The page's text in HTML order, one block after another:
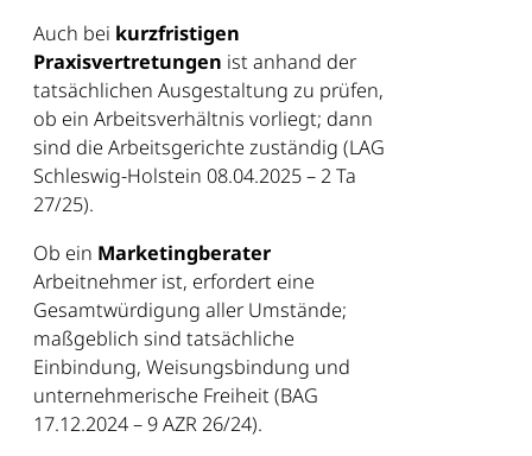
Auch bei kurzfristigen
Praxisvertretungen ist anhand der
tatsächlichen Ausgestaltung zu prüfen,
ob ein Arbeitsverhältnis vorliegt; dann
sind die Arbeitsgerichte zuständig (LAG
Schleswig-Holstein 08.04.2025 – 2 Ta
27/25).
Ob ein Marketingberater
Arbeitnehmer ist, erfordert eine
Gesamtwürdigung aller Umstände;
maßgeblich sind tatsächliche
Einbindung, Weisungsbindung und
unternehmerische Freiheit (BAG
17.12.2024 – 9 AZR 26/24).